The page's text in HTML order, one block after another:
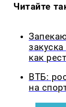
Читайте
как
ВТБ:
на